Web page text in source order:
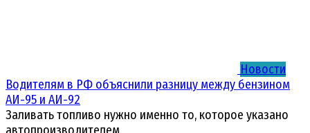
Новости
Водителям в РФ объяснили разницу между бензином
АИ-95 и АИ-92
Заливать топливо нужно именно то, которое указано